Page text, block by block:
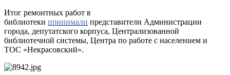
Итог ремонтных работ в
библиотеки принимали представители Администрации
города, депутатского корпуса, Централизованной
библиотечной системы, Центра по работе с населением и
ТОС «Некрасовский».